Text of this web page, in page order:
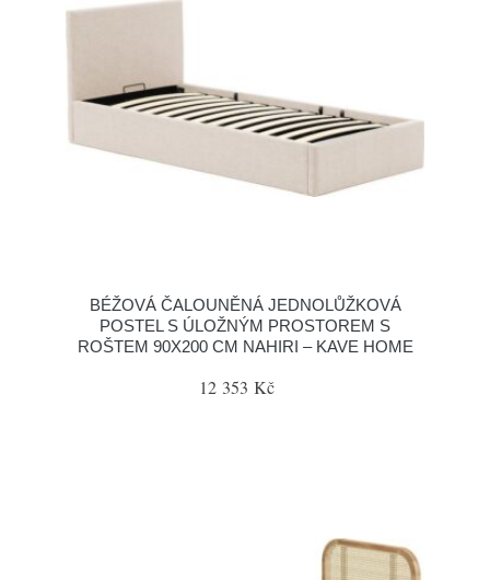
BÉŽOVÁ ČALOUNĚNÁ JEDNOLŮŽKOVÁ
POSTEL S ÚLOŽNÝM PROSTOREM S
ROŠTEM 90X200 CM NAHIRI – KAVE HOME
12 353 Kč